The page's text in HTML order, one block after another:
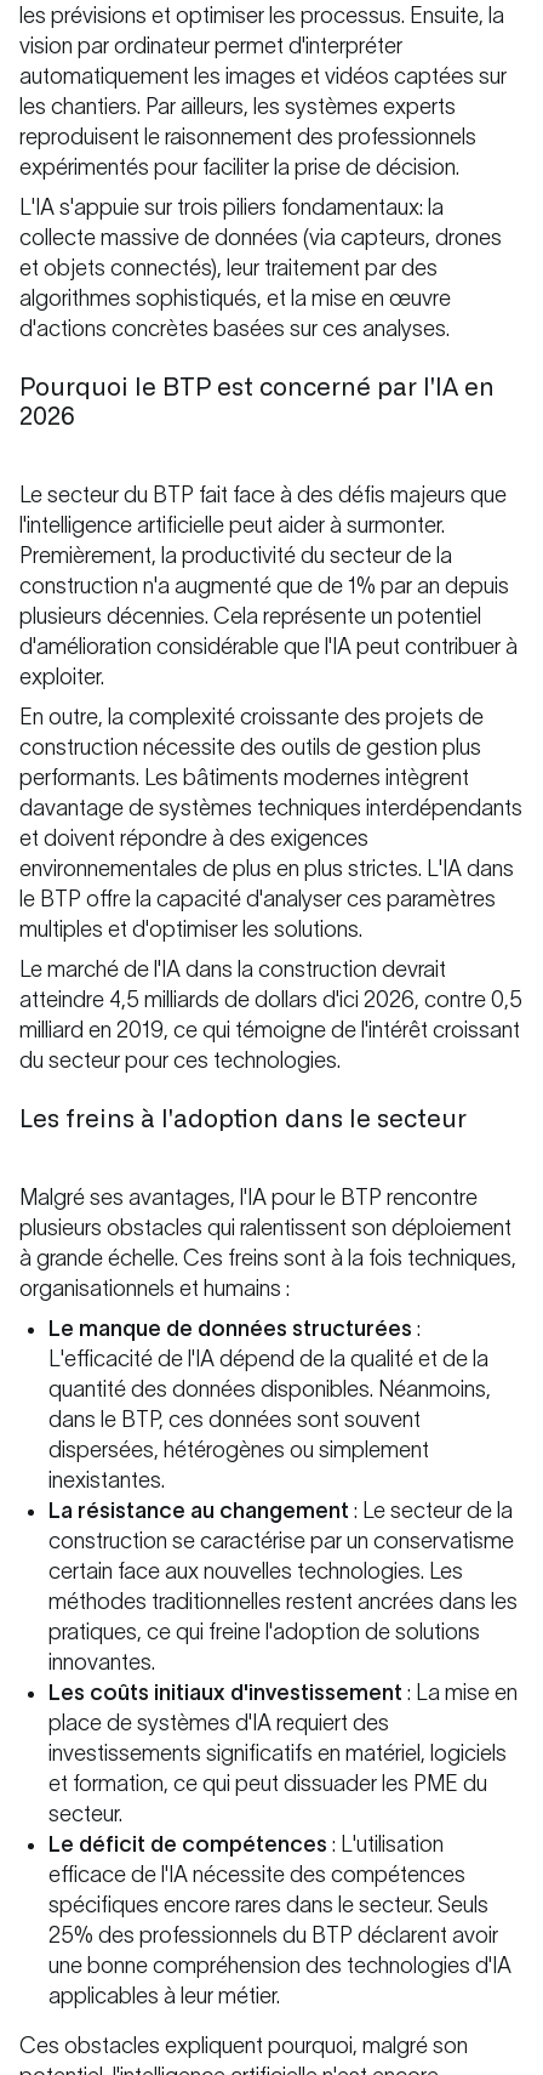
les prévisions et optimiser les processus. Ensuite, la
vision par ordinateur permet d'interpréter
automatiquement les images et vidéos captées sur
les chantiers. Par ailleurs, les systèmes experts
reproduisent le raisonnement des professionnels
expérimentés pour faciliter la prise de décision.
L'IA s'appuie sur trois piliers fondamentaux: la
collecte massive de données (via capteurs, drones
et objets connectés), leur traitement par des
algorithmes sophistiqués, et la mise en œuvre
d'actions concrètes basées sur ces analyses.
Pourquoi le BTP est concerné par l'IA en
2026
Le secteur du BTP fait face à des défis majeurs que
l'intelligence artificielle peut aider à surmonter.
Premièrement, la productivité du secteur de la
construction n'a augmenté que de 1% par an depuis
plusieurs décennies. Cela représente un potentiel
d'amélioration considérable que l'IA peut contribuer à
exploiter.
En outre, la complexité croissante des projets de
construction nécessite des outils de gestion plus
performants. Les bâtiments modernes intègrent
davantage de systèmes techniques interdépendants
et doivent répondre à des exigences
environnementales de plus en plus strictes. L'IA dans
le BTP offre la capacité d'analyser ces paramètres
multiples et d'optimiser les solutions.
Le marché de l'IA dans la construction devrait
atteindre 4,5 milliards de dollars d'ici 2026, contre 0,5
milliard en 2019, ce qui témoigne de l'intérêt croissant
du secteur pour ces technologies.
Les freins à l'adoption dans le secteur
Malgré ses avantages, l'IA pour le BTP rencontre
plusieurs obstacles qui ralentissent son déploiement
à grande échelle. Ces freins sont à la fois techniques,
organisationnels et humains :
Le manque de données structurées :
L'efficacité de l'IA dépend de la qualité et de la
quantité des données disponibles. Néanmoins,
dans le BTP, ces données sont souvent
dispersées, hétérogènes ou simplement
inexistantes.
La résistance au changement : Le secteur de la
construction se caractérise par un conservatisme
certain face aux nouvelles technologies. Les
méthodes traditionnelles restent ancrées dans les
pratiques, ce qui freine l'adoption de solutions
innovantes.
Les coûts initiaux d'investissement : La mise en
place de systèmes d'IA requiert des
investissements significatifs en matériel, logiciels
et formation, ce qui peut dissuader les PME du
secteur.
Le déficit de compétences : L'utilisation
efficace de l'IA nécessite des compétences
spécifiques encore rares dans le secteur. Seuls
25% des professionnels du BTP déclarent avoir
une bonne compréhension des technologies d'IA
applicables à leur métier.
Ces obstacles expliquent pourquoi, malgré son